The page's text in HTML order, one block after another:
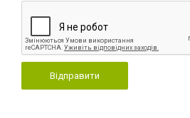
Відправити